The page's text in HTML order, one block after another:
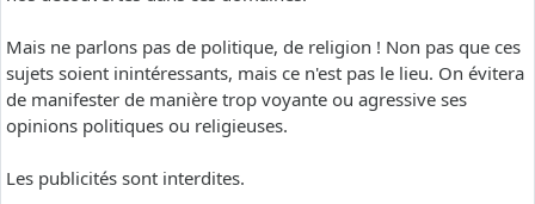
Mais ne parlons pas de politique, de religion ! Non pas que ces
sujets soient inintéressants, mais ce n'est pas le lieu. On évitera
de manifester de manière trop voyante ou agressive ses
opinions politiques ou religieuses.
Les publicités sont interdites.